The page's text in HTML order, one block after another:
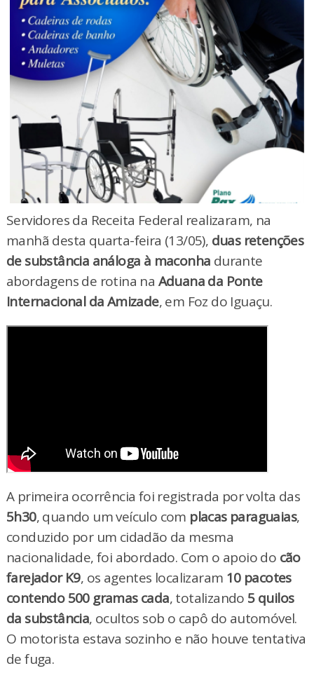
Servidores da Receita Federal realizaram, na
manhã desta quarta-feira (13/05), duas retenções
de substância análoga à maconha durante
abordagens de rotina na Aduana da Ponte
Internacional da Amizade, em Foz do Iguaçu.
A primeira ocorrência foi registrada por volta das
5h30, quando um veículo com placas paraguaias,
conduzido por um cidadão da mesma
nacionalidade, foi abordado. Com o apoio do cão
farejador K9, os agentes localizaram 10 pacotes
contendo 500 gramas cada, totalizando 5 quilos
da substância, ocultos sob o capô do automóvel.
O motorista estava sozinho e não houve tentativa
de fuga.